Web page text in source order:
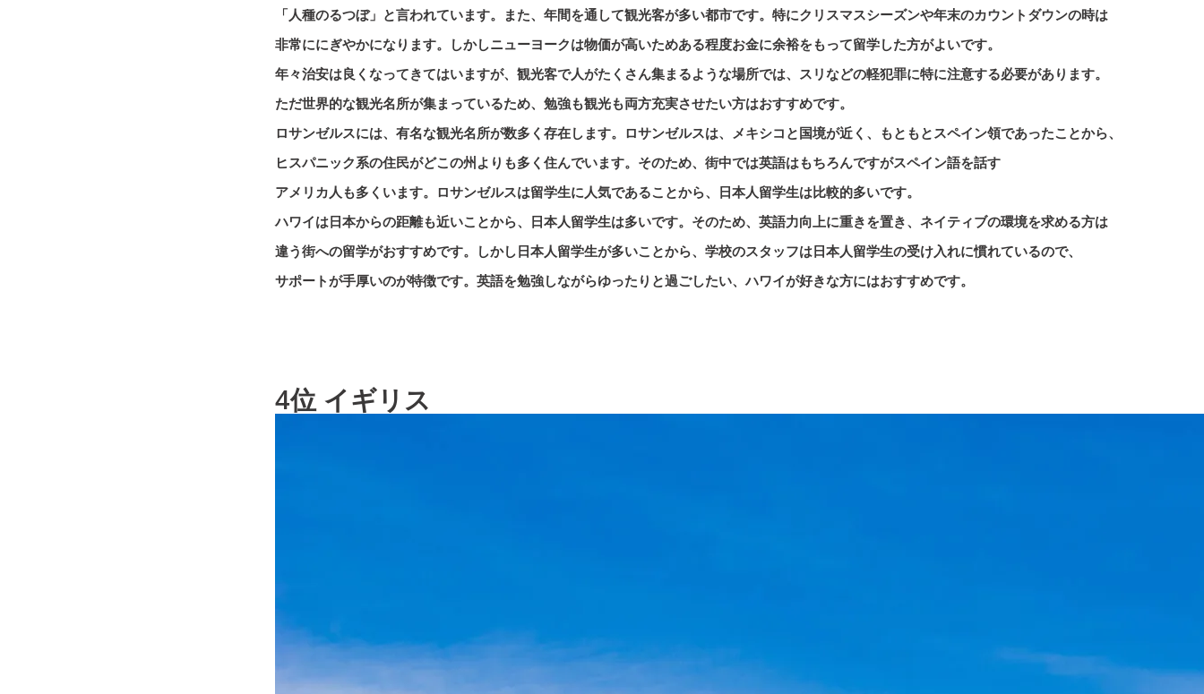
「人種のるつぼ」と言われています。また、年間を通して観光客が多い都市です。特にクリスマスシーズンや年末のカウントダウンの時は
非常ににぎやかになります。しかしニューヨークは物価が高いためある程度お金に余裕をもって留学した方がよいです。
年々治安は良くなってきてはいますが、観光客で人がたくさん集まるような場所では、スリなどの軽犯罪に特に注意する必要があります。
ただ世界的な観光名所が集まっているため、勉強も観光も両方充実させたい方はおすすめです。
ロサンゼルスには、有名な観光名所が数多く存在します。ロサンゼルスは、メキシコと国境が近く、もともとスペイン領であったことから、
ヒスパニック系の住民がどこの州よりも多く住んでいます。そのため、街中では英語はもちろんですがスペイン語を話す
アメリカ人も多くいます。ロサンゼルスは留学生に人気であることから、日本人留学生は比較的多いです。
ハワイは日本からの距離も近いことから、日本人留学生は多いです。そのため、英語力向上に重きを置き、ネイティブの環境を求める方は
違う街への留学がおすすめです。しかし日本人留学生が多いことから、学校のスタッフは日本人留学生の受け入れに慣れているので、
サポートが手厚いのが特徴です。英語を勉強しながらゆったりと過ごしたい、ハワイが好きな方にはおすすめです。
4位 イギリス